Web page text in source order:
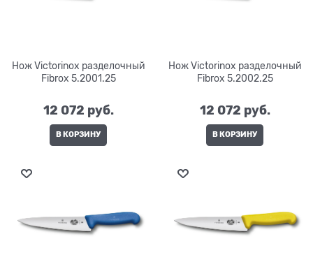
Нож Victorinox разделочный
Fibrox 5.2001.25
12 072 руб.
В КОРЗИНУ
Нож Victorinox разделочный
Fibrox 5.2002.25
12 072 руб.
В КОРЗИНУ